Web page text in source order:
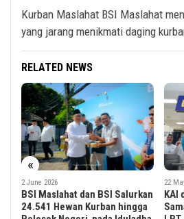
Kurban Maslahat BSI Maslahat
yang jarang menikmati daging
RELATED NEWS
«
22 May 2026
KAI dan BSI Resmikan Kerja
Sama Naming Rights Stasiun
28
BSI